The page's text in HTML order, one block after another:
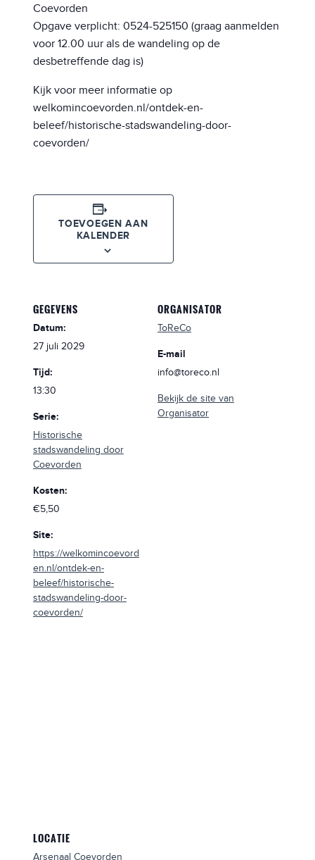
Coevorden
Opgave verplicht: 0524-525150 (graag aanmelden
voor 12.00 uur als de wandeling op de
desbetreffende dag is)
Kijk voor meer informatie op
welkomincoevorden.nl/ontdek-en-
beleef/historische-stadswandeling-door-
coevorden/
TOEVOEGEN AAN
KALENDER
GEGEVENS
Datum:
27 juli 2029
Tijd:
13:30
Serie:
Historische
stadswandeling door
Coevorden
Kosten:
€5,50
Site:
https://welkomincoevord
en.nl/ontdek-en-
beleef/historische-
stadswandeling-door-
coevorden/
ORGANISATOR
ToReCo
E-mail
info@toreco.nl
Bekijk de site van
Organisator
LOCATIE
Arsenaal Coevorden